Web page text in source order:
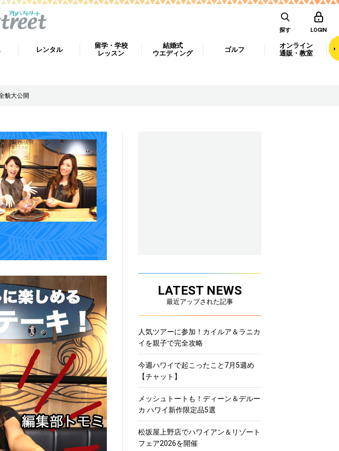
探す LOGIN
レンタル
留学・学校
レッスン
結婚式
ウエディング
ゴルフ
オンライン
通販・教室
貌大公開
LATEST NEWS
最近アップされた記事
人気ツアーに参加！カイルア＆ラニカ
イを親子で完全攻略
今週ハワイで起こったこと7月5週め
【チャット】
メッシュトートも！ディーン＆デルー
カ ハワイ新作限定品5選
松坂屋上野店でハワイアン＆リゾート
フェア2026を開催